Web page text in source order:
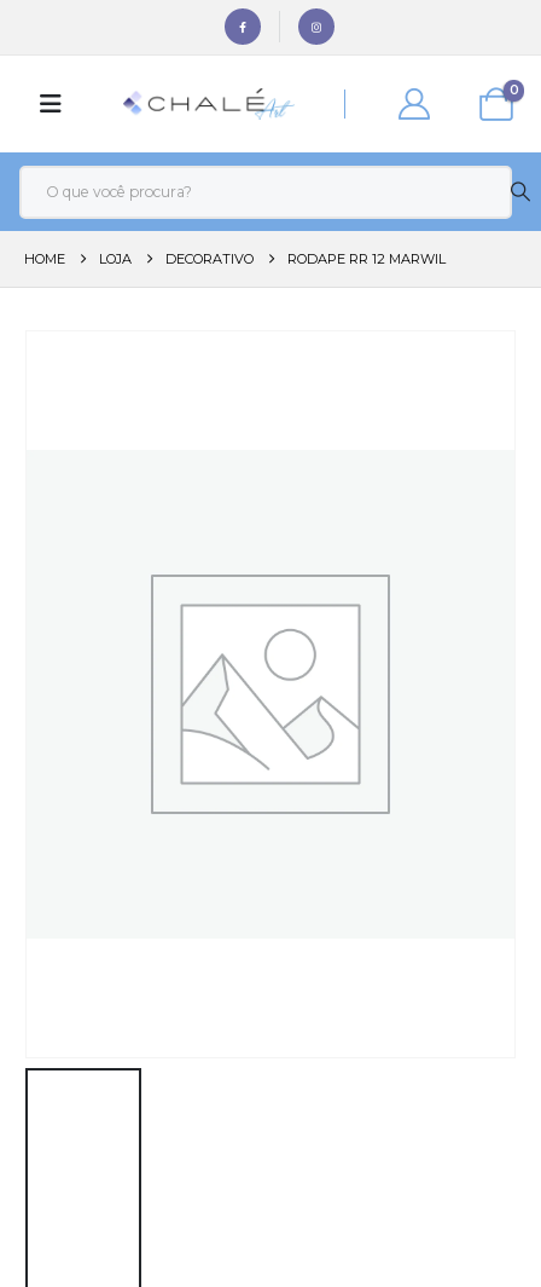
0
HOME LOJA DECORATIVO RODAPE RR 12 MARWIL